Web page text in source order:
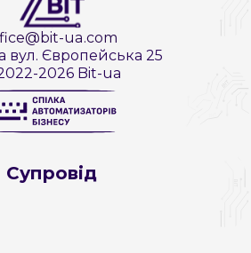
ua.com
вул. Європейська 25
2026 Bit-ua
Cупровід